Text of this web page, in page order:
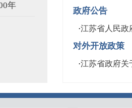
年
政府公告
·江苏省人民政
对外开放政策
·江苏省政府关